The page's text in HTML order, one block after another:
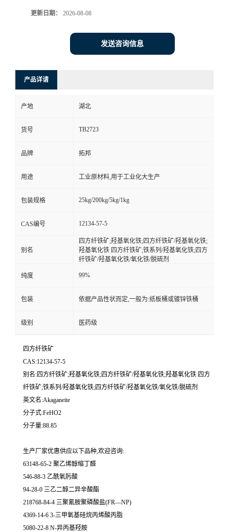
更新日期： 2026-08-08
发送咨询信息
产品详请
产地 湖北
货号 TB2723
品牌 拓邦
用途 工业原材料,用于工业化大生产
包装规格 25kg/200kg/5kg/1kg
CAS编号 12134-57-5
别名
四方纤铁矿;羟基氧化铁;四方纤铁矿/羟基氧化铁;
羟基氧化铁 四方纤铁矿;铁系列/羟基氧化铁;四方
纤铁矿/羟基氧化铁/氧化铁/脱硫剂
纯度 99%
包装 依据产品性状而定,一般为:纸板桶或镀锌铁桶
级别 医药级
四方纤铁矿
CAS:12134-57-5
别名:四方纤铁矿;羟基氧化铁;四方纤铁矿/羟基氧化铁;羟基氧化铁 四方
纤铁矿;铁系列/羟基氧化铁;四方纤铁矿/羟基氧化铁/氧化铁/脱硫剂
英文名:Akaganeite
分子式:FeHO2
分子量:88.85
生产厂家优惠供应以下品种,欢迎咨询:
63148-65-2 聚乙烯醇缩丁醛
546-88-3 乙酰氧肟酸
94-28-0 三乙二醇二异辛酸酯
218768-84-4 三聚氰胺聚磷酸盐(FR—NP)
4369-14-6 3-三甲氧基硅烷丙烯酸丙脂
5080-22-8 N-异丙基羟胺